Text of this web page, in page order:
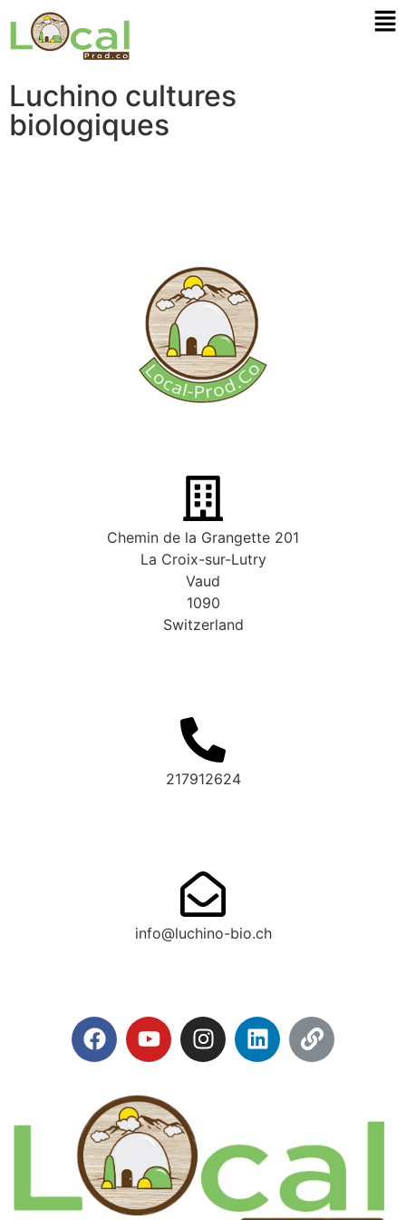
Luchino cultures
biologiques
Chemin de la Grangette 201
La Croix-sur-Lutry
Vaud
1090
Switzerland
217912624
info@luchino-bio.ch